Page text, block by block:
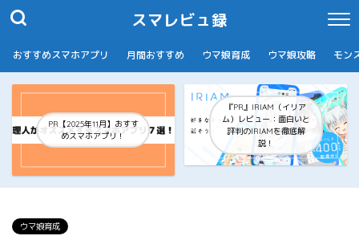
スマレビュ録
おすすめスマホアプリ 月間おすすめ ウマ娘育成 ウマ娘攻略 モン
PR【2025年11月】おすす
めスマホアプリ！
『PR』IRIAM（イリア
ム）レビュー：面白いと
評判のIRIAMを徹底解
説！
ウマ娘育成